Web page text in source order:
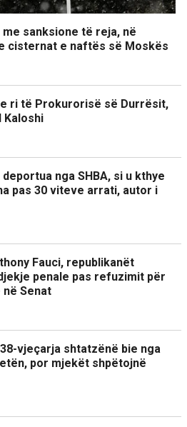
me sanksione të reja, në
cisternat e naftës së Moskës
ri të Prokurorisë së Durrësit,
Kaloshi
nga SHBA, si u kthye
pas 30 viteve arrati, autor i
Fauci, republikanët
penale pas refuzimit për
Senat
vjeçarja shtatzënë bie nga
por mjekët shpëtojnë